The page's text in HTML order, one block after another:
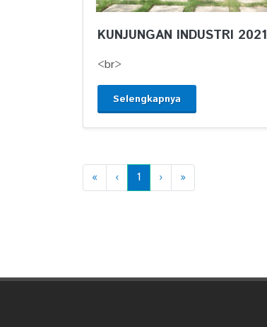
KUNJUNGAN INDUSTRI 2021
<br>
Selengkapnya
« ‹ 1 › »